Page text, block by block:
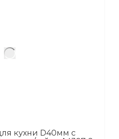
кухни D40мм с